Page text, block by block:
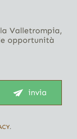
Valletrompia,
opportunità
invia
.